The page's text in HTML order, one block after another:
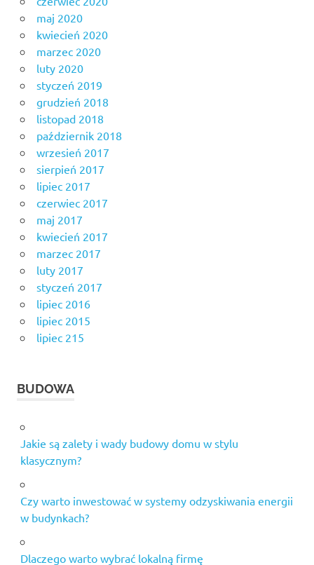
maj 2020
kwiecień 2020
marzec 2020
luty 2020
styczeń 2019
grudzień 2018
listopad 2018
październik 2018
wrzesień 2017
sierpień 2017
lipiec 2017
czerwiec 2017
maj 2017
kwiecień 2017
marzec 2017
luty 2017
styczeń 2017
lipiec 2016
lipiec 2015
lipiec 215
BUDOWA
Jakie są zalety i wady budowy domu w stylu
klasycznym?
Czy warto inwestować w systemy odzyskiwania energii
w budynkach?
Dlaczego warto wybrać lokalną firmę